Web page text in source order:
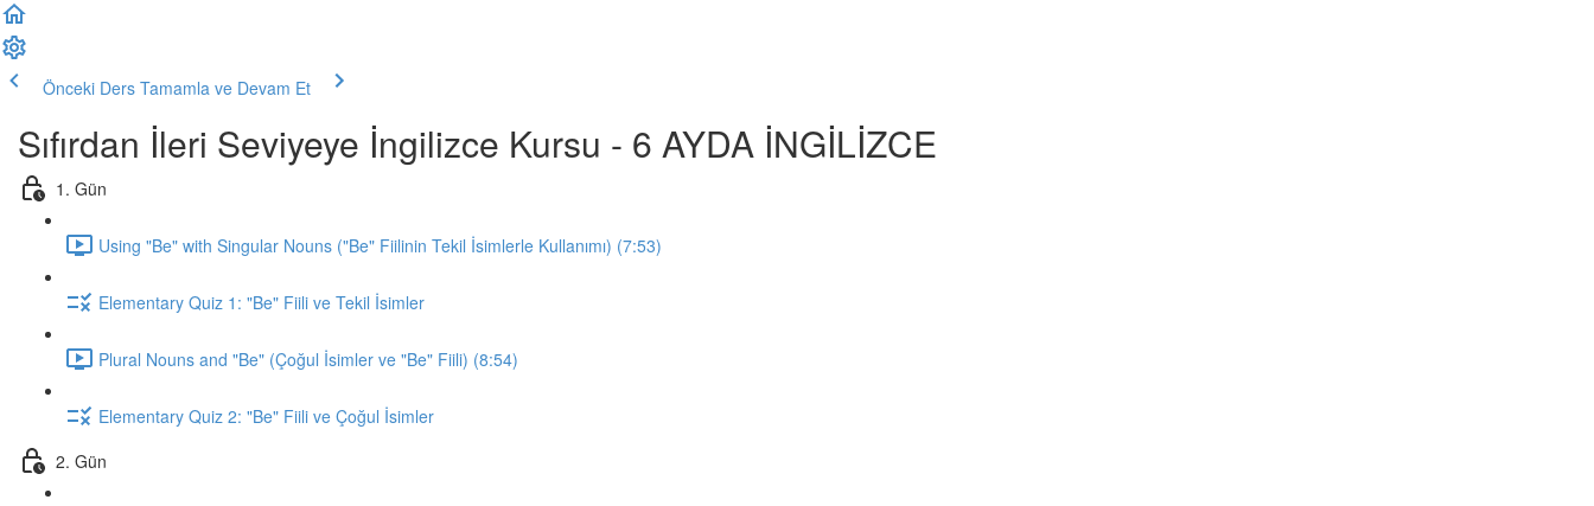
Önceki Ders Tamamla ve Devam Et
Sıfırdan İleri Seviyeye İngilizce Kursu - 6 AYDA İNGİLİZCE
1. Gün
Using "Be" with Singular Nouns ("Be" Fiilinin Tekil İsimlerle Kullanımı) (7:53)
Elementary Quiz 1: "Be" Fiili ve Tekil İsimler
Plural Nouns and "Be" (Çoğul İsimler ve "Be" Fiili) (8:54)
Elementary Quiz 2: "Be" Fiili ve Çoğul İsimler
2. Gün